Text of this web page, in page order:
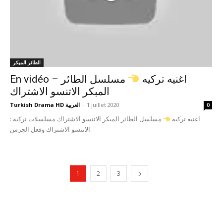
الطائر المبكر
En vidéo – اغنيه تركيه
مسلسل الطائر
المبكر الاتنسو الاشتراك
Turkish Drama HD العربية - 1 juillet 2020 0
اغنيه تركيه
مسلسل الطائر المبكر الاتنسو الاشتراك مسلسلات تركية :
الاتنسو الاشتراك وفعل الجرس.
1 2 3